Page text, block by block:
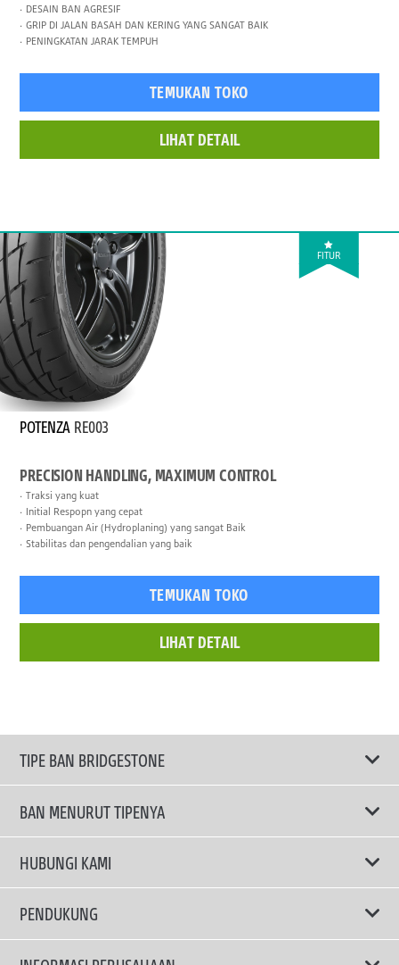
DESAIN BAN AGRESIF
GRIP DI JALAN BASAH DAN KERING YANG SANGAT BAIK
PENINGKATAN JARAK TEMPUH
TEMUKAN TOKO
LIHAT DETAIL
FITUR
POTENZA RE003
PRECISION HANDLING, MAXIMUM CONTROL
Traksi yang kuat
Initial Respopn yang cepat
Pembuangan Air (Hydroplaning) yang sangat Baik
Stabilitas dan pengendalian yang baik
TEMUKAN TOKO
LIHAT DETAIL
TIPE BAN BRIDGESTONE
BAN MENURUT TIPENYA
Ban ENLITEN
Ban Performa
HUBUNGI KAMI
Email Kami
PENDUKUNG
Privacy Policy